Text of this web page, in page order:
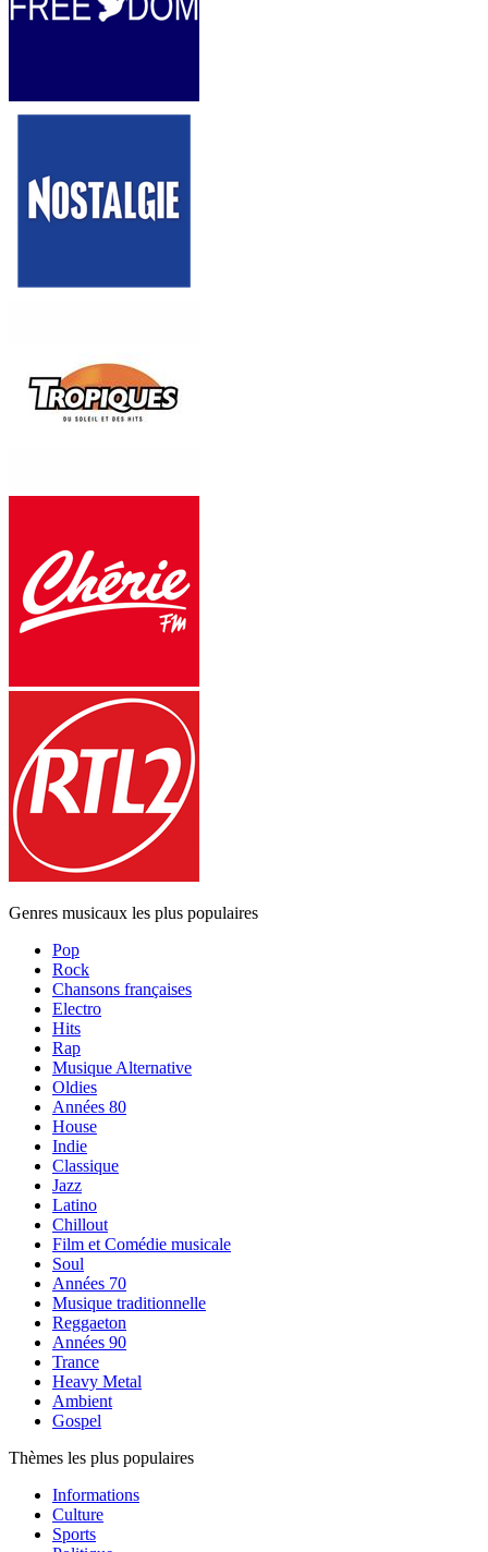
Genres musicaux les plus populaires
Pop
Rock
Chansons françaises
Electro
Hits
Rap
Musique Alternative
Oldies
Années 80
House
Indie
Classique
Jazz
Latino
Chillout
Film et Comédie musicale
Soul
Années 70
Musique traditionnelle
Reggaeton
Années 90
Trance
Heavy Metal
Ambient
Gospel
Thèmes les plus populaires
Informations
Culture
Sports